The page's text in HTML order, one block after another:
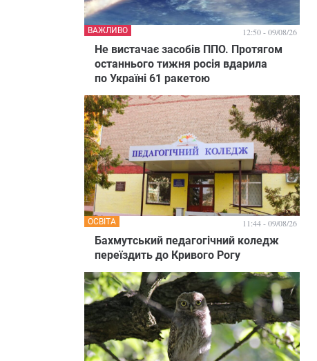
Не вистачає засобів ППО. Протягом
останнього тижня росія вдарила
по Україні 61 ракетою
ВАЖЛИВО 12:50 - 09/08/26
Бахмутський педагогічний коледж
переїздить до Кривого Рогу
ОСВІТА 11:44 - 09/08/26